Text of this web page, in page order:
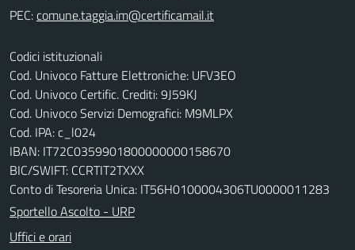
PEC:
Codici istituzionali
Cod. Univoco Fatture Elettroniche: UFV3EO
Cod. Univoco Certific. Crediti: 9J59KJ
Cod. Univoco Servizi Demografici: M9MLPX
Cod. IPA: c_l024
IBAN: IT72C0359901800000000158670
BIC/SWIFT: CCRTIT2TXXX
Conto di Tesoreria Unica: IT56H0100004306TU0000011283
Sportello Ascolto - URP
Uffici e orari